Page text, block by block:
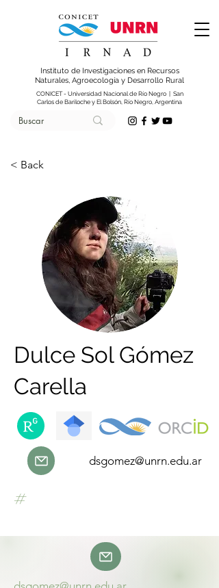
Instituto de Investigaciones en Recursos
Naturales, Agroecología y Desarrollo Rural
CONICET - Universidad Nacional de Río Negro | San
Carlos de Bariloche y El Bolsón, Río Negro, Argentina
< Back
Dulce Sol Gómez
Carella
dsgomez@unrn.edu.ar
#